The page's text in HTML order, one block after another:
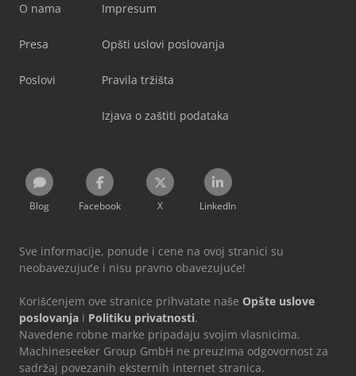
O nama
Presa
Poslovi
Impresum
Opšti uslovi poslovanja
Pravila tržišta
Izjava o zaštiti podataka
Blog Facebook X LinkedIn
Sve informacije, ponude i cene na ovoj stranici su
neobavezujuće i nisu pravno obavezujuće!
Korišćenjem ove stranice prihvatate naše Opšte uslove
poslovanja i Politiku privatnosti.
Navedene robne marke pripadaju svojim vlasnicima.
Machineseeker Group GmbH ne preuzima odgovornost za
sadržaj povezanih eksternih internet stranica.